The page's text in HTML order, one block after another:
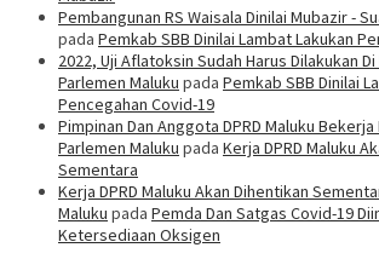
Pembangunan RS Waisala Dinilai Mubazir -
pada Pemkab SBB Dinilai Lambat Lakukan
2022, Uji Aflatoksin Sudah Harus Dilakukan Di
Parlemen Maluku pada Pemkab SBB Dinilai
Pencegahan Covid-19
Pimpinan Dan Anggota DPRD Maluku Bekerja
Parlemen Maluku pada Kerja DPRD Maluku
Sementara
Kerja DPRD Maluku Akan Dihentikan
Maluku pada Pemda Dan Satgas Covid-19
Ketersediaan Oksigen